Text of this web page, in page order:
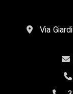
Via